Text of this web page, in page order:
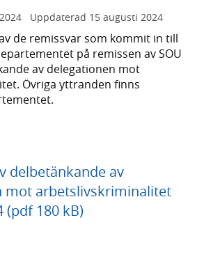
Uppdaterad 15 augusti 2024
de remissvar som kommit in till
på remissen av SOU
av delegationen mot
Övriga yttranden finns
delbetänkande av
mot arbetslivskriminalitet
(pdf 180 kB)